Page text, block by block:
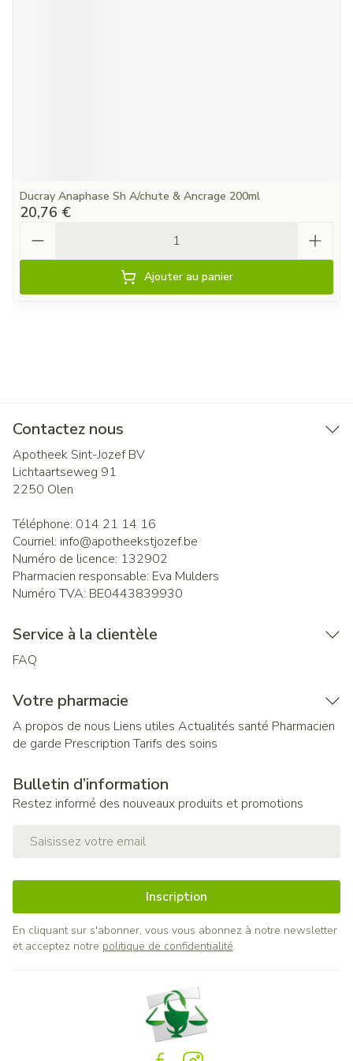
Ducray Anaphase Sh A/chute & Ancrage 200ml
20,76 €
Ajouter au panier
Contactez nous
Apotheek Sint-Jozef BV
Lichtaartseweg 91
2250 Olen
Téléphone: 014 21 14 16
Courriel: info@apotheekstjozef.be
Numéro de licence: 132902
Pharmacien responsable: Eva Mulders
Numéro TVA: BE0443839930
Service à la clientèle
FAQ
Votre pharmacie
A propos de nous Liens utiles Actualités santé Pharmacien
de garde Prescription Tarifs des soins
Bulletin d’information
Restez informé des nouveaux produits et promotions
Inscription
En cliquant sur s'abonner, vous vous abonnez à notre newsletter
et acceptez notre politique de confidentialité.